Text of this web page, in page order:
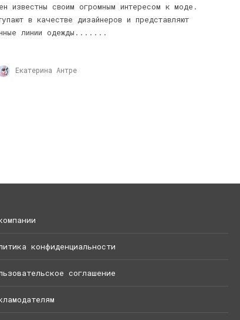
известны своим огромным интересом к моде.
в качестве дизайнеров и представляют
линии одежды.......
Екатерина Антре
конфиденциальности
соглашение